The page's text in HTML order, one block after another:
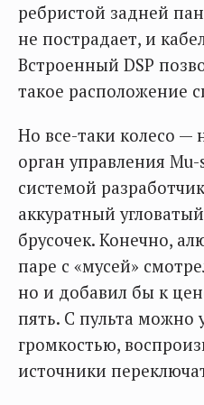
ребристой задней
не пострадает, и
Встроенный DSP
такое расположение
Но все-таки колесо —
орган управления
системой
аккуратный
брусочек. Конечно,
паре с «мусей»
но и добавил бы к
пять. С пульта можно
громкостью,
источники